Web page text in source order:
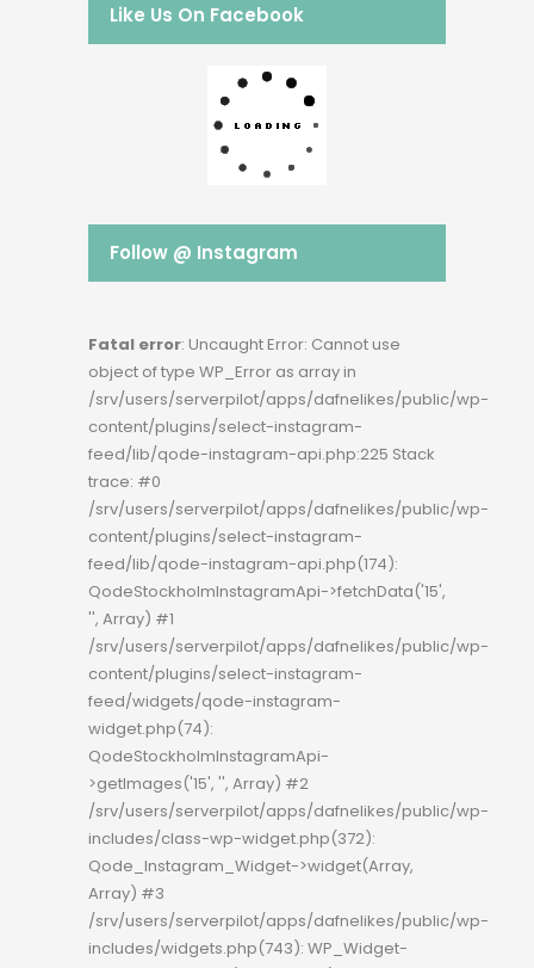
Like Us On Facebook
Follow @ Instagram
Fatal error: Uncaught Error: Cannot use
object of type WP_Error as array in
/srv/users/serverpilot/apps/dafnelikes/public/wp-
content/plugins/select-instagram-
feed/lib/qode-instagram-api.php:225 Stack
trace: #0
/srv/users/serverpilot/apps/dafnelikes/public/wp-
content/plugins/select-instagram-
feed/lib/qode-instagram-api.php(174):
QodeStockholmInstagramApi->fetchData('15',
'', Array) #1
/srv/users/serverpilot/apps/dafnelikes/public/wp-
content/plugins/select-instagram-
feed/widgets/qode-instagram-
widget.php(74):
QodeStockholmInstagramApi-
>getImages('15', '', Array) #2
/srv/users/serverpilot/apps/dafnelikes/public/wp-
includes/class-wp-widget.php(372):
Qode_Instagram_Widget->widget(Array,
Array) #3
/srv/users/serverpilot/apps/dafnelikes/public/wp-
includes/widgets.php(743): WP_Widget-